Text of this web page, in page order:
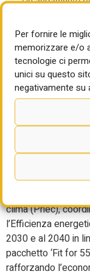
Per fornire le
memorizzare e/o
tecnologie ci
unici su questo
negativamente su
Sono fermi da tre
Trentino, invece,
intervenuta la
che la Regione
clima (Priec),
l’Efficienza
2030 e al 2040 in
pacchetto ‘Fit for
rafforzando